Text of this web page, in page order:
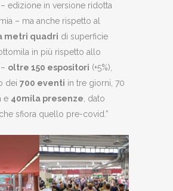
edizione in versione ridotta
– ma anche rispetto al
metri quadri di superficie
in più rispetto allo
oltre 150 espositori (+5%),
dei 700 eventi in tre giorni, 70
e 40mila presenze , dato
sfiora quello pre-covid.”